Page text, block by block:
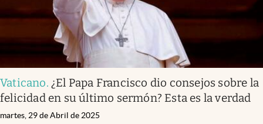
Vaticano. ¿El Papa Francisco dio consejos sobre la
felicidad en su último sermón? Esta es la verdad
martes, 29 de Abril de 2025